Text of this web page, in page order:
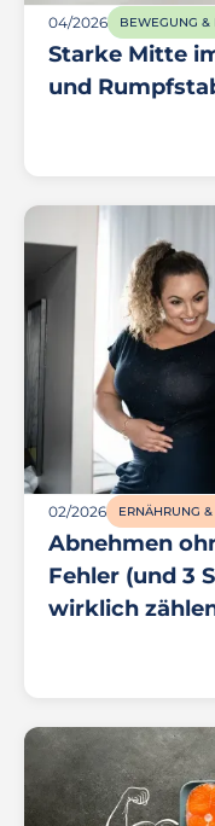
04/2026 BEWEGUNG &
Starke Mitte
und
02/2026 ERNÄHRUNG
Abnehmen
Fehler (und 3
wirklich